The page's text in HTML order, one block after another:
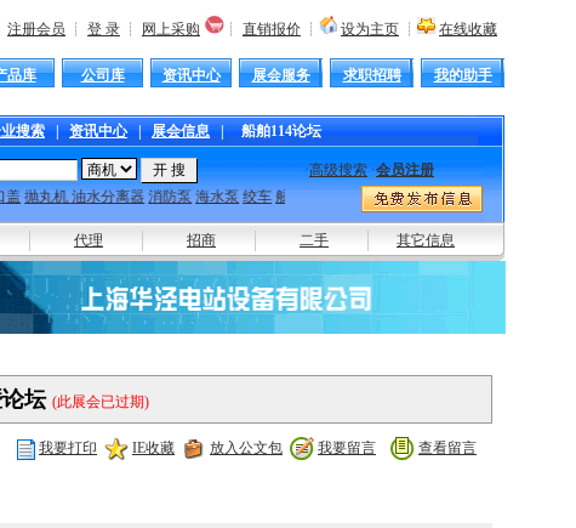
注册会员 ┊ 登 录 ┊ 网上采购 ┊ 直销报价 ┊ 设为主页 ┊ 在线收藏
品库 公司库 资讯中心 展会服务 求职招聘 我的助手
搜索 | 资讯中心 | 展会信息 | 船舶114论坛
·高级搜索·会员注册
抛丸机油水分离器 消防泵 海水泵 绞车 舷梯 防浪阀 主机遥控 起重机
代理 招商 二手 其它信息
坛 (此展会已过期)
我要打印 IE收藏 放入公文包 我要留言 查看留言